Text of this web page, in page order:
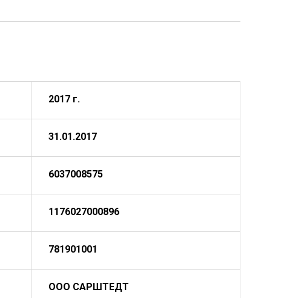
2017 г.
31.01.2017
6037008575
1176027000896
781901001
ООО САРШТЕДТ